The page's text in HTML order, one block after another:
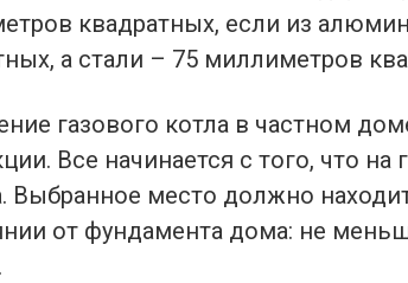
квадратных, если из
а стали – 75 миллиметров
газового котла в частном
Все начинается с того, что
Выбранное место должно
от фундамента дома: не